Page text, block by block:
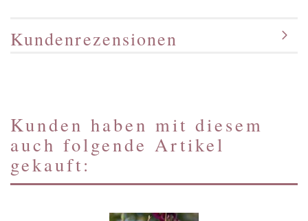
Kundenrezensionen
Kunden haben mit diesem
auch folgende Artikel
gekauft: